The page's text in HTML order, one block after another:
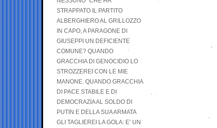
STRAPPATO IL PARTITO
ALBERGHIERO AL GRILLOZZO
IN CAPO, A PARAGONE DI
GIUSEPPI UN DEFICIENTE
COMUNE? QUANDO
GRACCHIA DI GENOCIDIO LO
STROZZEREI CON LE MIE
MANONE. QUANDO GRACCHIA
DI PACE STABILE E DI
DEMOCRAZIA AL SOLDO DI
PUTIN E DELLA SUA ARMATA
GLI TAGLIEREI LA GOLA: E’ UN